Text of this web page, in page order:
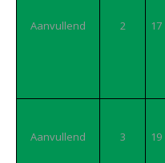
Aanvullend 2 17
Aanvullend 3 19